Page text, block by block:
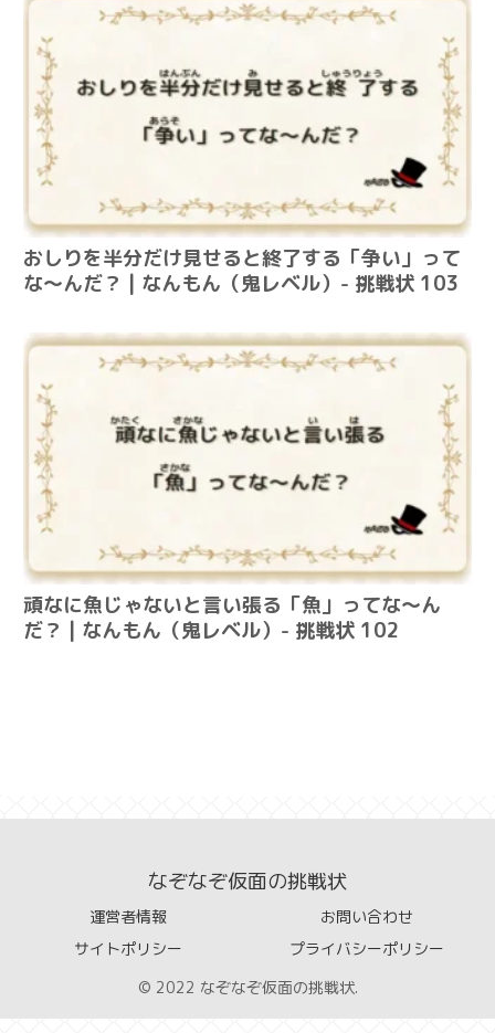
おしりを半分だけ見せると終了する「争い」って
な～んだ？ | なんもん（鬼レベル）- 挑戦状 103
頑なに魚じゃないと言い張る「魚」ってな～ん
だ？ | なんもん（鬼レベル）- 挑戦状 102
なぞなぞ仮面の挑戦状
運営者情報
お問い合わせ
サイトポリシー
プライバシーポリシー
© 2022 なぞなぞ仮面の挑戦状.